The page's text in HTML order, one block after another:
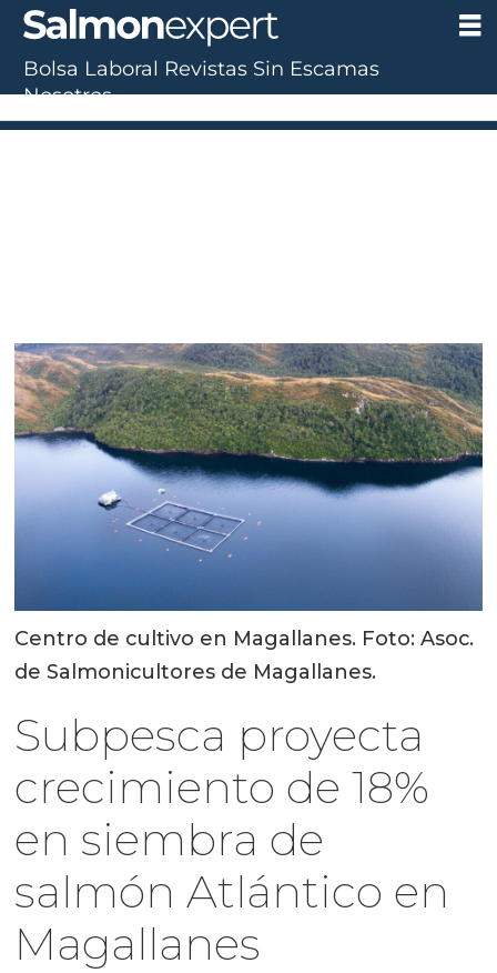
Centro de cultivo en Magallanes. Foto: Asoc.
de Salmonicultores de Magallanes.
Subpesca proyecta
crecimiento de 18%
en siembra de
salmón Atlántico en
Magallanes
Bolsa Laboral Revistas Sin Escamas
Nosotros